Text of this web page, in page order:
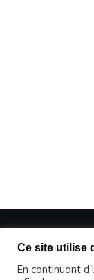
Ce site utilise
En continuant